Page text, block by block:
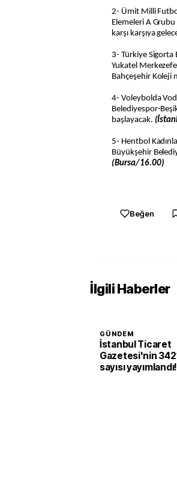
2- Ümit Milli
Elemeleri A
karşı karşıya
3- Türkiye Sigorta
Yukatel
Bahçeşehir Koleji
4- Voleybolda
Belediyespor-
başlayacak.
5- Hentbol
Büyükşehir
(Bursa/16.00)
Beğen
İlgili Haberler
GÜNDEM
İstanbul Ticaret
Gazetesi'nin
sayısı yayımlandı!